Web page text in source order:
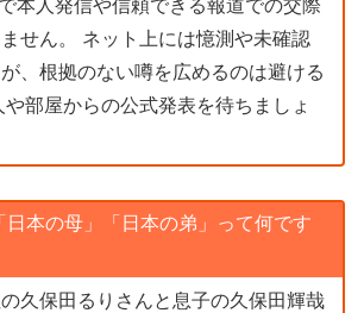
本人発信や信頼できる報道での交際
せん。 ネット上には憶測や未確認
、根拠のない噂を広めるのは避ける
部屋からの公式発表を待ちましょ
日本の母」「日本の弟」って何です
久保田るりさんと息子の久保田輝哉